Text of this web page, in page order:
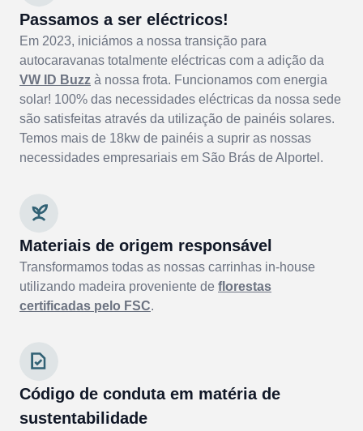
Passamos a ser eléctricos!
Em 2023, iniciámos a nossa transição para
autocaravanas totalmente eléctricas com a adição da
VW ID Buzz à nossa frota. Funcionamos com energia
solar! 100% das necessidades eléctricas da nossa sede
são satisfeitas através da utilização de painéis solares.
Temos mais de 18kw de painéis a suprir as nossas
necessidades empresariais em São Brás de Alportel.
Materiais de origem responsável
Transformamos todas as nossas carrinhas in-house
utilizando madeira proveniente de florestas
certificadas pelo FSC.
Código de conduta em matéria de
sustentabilidade